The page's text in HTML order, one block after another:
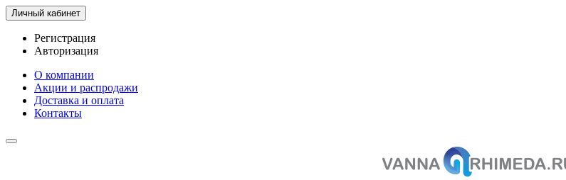
Личный кабинет
Регистрация
Авторизация
О компании
Акции и распродажи
Доставка и оплата
Контакты